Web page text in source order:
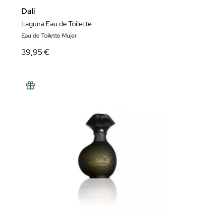
Dali
Laguna Eau de Toilette
Eau de Toilette Mujer
39,95 €